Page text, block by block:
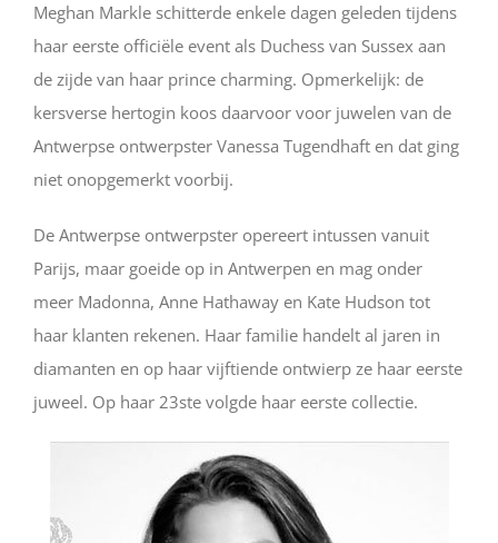
Meghan Markle schitterde enkele dagen geleden tijdens
haar eerste officiële event als Duchess van Sussex aan
de zijde van haar prince charming. Opmerkelijk: de
kersverse hertogin koos daarvoor voor juwelen van de
Antwerpse ontwerpster Vanessa Tugendhaft en dat ging
niet onopgemerkt voorbij.
De Antwerpse ontwerpster opereert intussen vanuit
Parijs, maar goeide op in Antwerpen en mag onder
meer Madonna, Anne Hathaway en Kate Hudson tot
haar klanten rekenen. Haar familie handelt al jaren in
diamanten en op haar vijftiende ontwierp ze haar eerste
juweel. Op haar 23ste volgde haar eerste collectie.